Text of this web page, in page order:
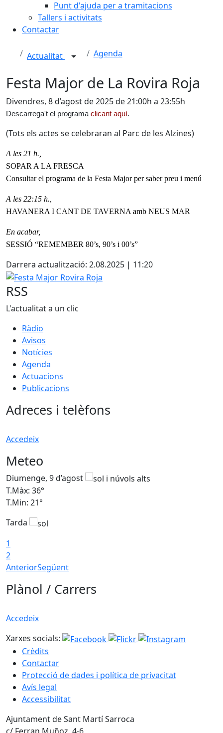
Punt d'ajuda per a tramitacions
Tallers i activitats
Contactar
Actualitat Agenda
Festa Major de La Rovira Roja
Divendres, 8 d’agost de 2025 de 21:00h a 23:55h
Descarrega't el programa clicant aquí.
(Tots els actes se celebraran al Parc de les Alzines)
A les 21 h.,
SOPAR A LA FRESCA
Consultar el programa de la Festa Major per saber preu i menú
A les 22:15 h.,
HAVANERA I CANT DE TAVERNA amb NEUS MAR
En acabar,
SESSIÓ “REMEMBER 80’s, 90’s i 00’s”
Darrera actualització: 2.08.2025 | 11:20
Festa Major Rovira Roja
RSS
L'actualitat a un clic
Ràdio
Avisos
Notícies
Agenda
Actuacions
Publicacions
Adreces i telèfons
Accedeix
Meteo
Diumenge, 9 d’agost
T.Màx: 36°
T.Min: 21°
Tarda
1
2
AnteriorSegüent
Plànol / Carrers
Accedeix
Xarxes socials:
Crèdits
Contactar
Protecció de dades i política de privacitat
Avís legal
Accessibilitat
Ajuntament de Sant Martí Sarroca